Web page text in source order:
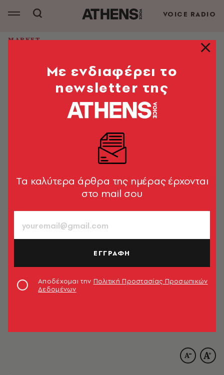
VOICE RADIO
MARKET
ισορροπεί ανάμεσα στην
αρχιτεκτονική ακρίβεια και τη
ρευστότητα της μορφής
Από το Αρχιτεκτονικό Γραφείο The Hive Architects
1’ ΔΙΑΒΑΣΜΑ
Mε ενδιαφέρει το
newsletter της
Tα καλύτερα άρθρα της ημέρας έρχονται
στο mail σου
ΕΓΓΡΑΦΗ
Αποδέχομαι την Πολιτική Προστασίας Προσωπικών
Δεδομένων